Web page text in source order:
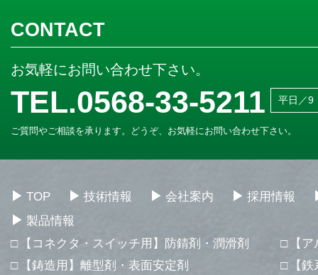
CONTACT
お気軽にお問い合わせ下さい。
TEL.0568-33-5211 平日／9
ご質問やご相談を承ります。どうぞ、お気軽にお問い合わせ下さい。
TOP 技術情報 会社案内
採用情報
製品情報
【コネクタ・スイッチ用】防錆剤・潤滑剤
【
【鋳造用】離型剤・表面安定剤
【